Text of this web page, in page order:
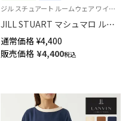
ジル スチュアート ルームウェア ワイドパンツ 長ズボン もこもこ生地
JILL STUART マシュマロ ルー
ムパンツ レディース 93140006
通常価格 ¥4,400
販売価格 ¥4,400税込